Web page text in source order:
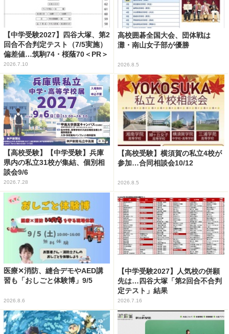
【中学受験2027】四谷大塚、第2
回合不合判定テスト（7/5実施）
偏差値…筑駒74・桜蔭70＜PR＞
2026.7.10
高校囲碁全国大会、団体戦は
灘・南山女子部が優勝
2026.8.5
【高校受験】【中学受験】兵庫
県内の私立31校が集結、個別相
談会9/6
2026.7.28
【高校受験】横須賀の私立4校が
参加…合同相談会10/12
2026.8.5
医療✕消防、縫合デモやAED講
習も「おしごと体験博」9/5
2026.8.6
【中学受験2027】人気校の併願
先は…四谷大塚「第2回合不合判
定テスト」結果
2026.7.16